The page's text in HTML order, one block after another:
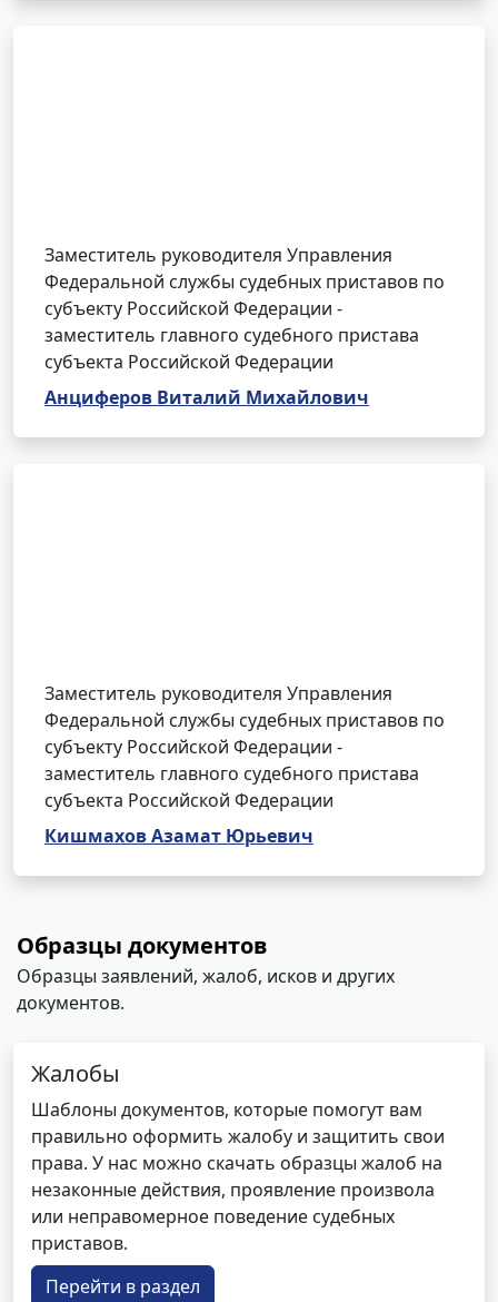
Заместитель руководителя Управления
Федеральной службы судебных приставов по
субъекту Российской Федерации -
заместитель главного судебного пристава
субъекта Российской Федерации
Анциферов Виталий Михайлович
Заместитель руководителя Управления
Федеральной службы судебных приставов по
субъекту Российской Федерации -
заместитель главного судебного пристава
субъекта Российской Федерации
Кишмахов Азамат Юрьевич
Образцы документов
Образцы заявлений, жалоб, исков и других
документов.
Жалобы
Шаблоны документов, которые помогут вам
правильно оформить жалобу и защитить свои
права. У нас можно скачать образцы жалоб на
незаконные действия, проявление произвола
или неправомерное поведение судебных
приставов.
Перейти в раздел